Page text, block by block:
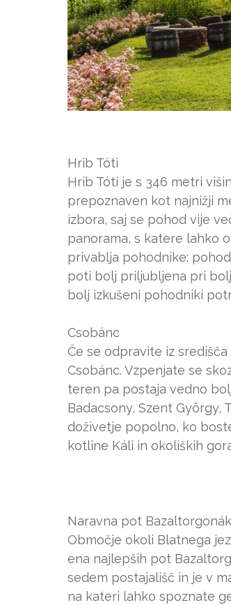
Hrib Tóti
Hrib Tóti je s 346 metri
prepoznaven kot najnižji
izbora, saj se pohod vije
panorama, s katere lahko
privablja pohodnike:
poti bolj priljubljena pri
bolj izkušeni pohodniki
Csobánc
Če se odpravite iz
Csobánc. Vzpenjate se
teren pa postaja vedno
Badacsony, Szent György,
doživetje popolno, ko
kotline Káli in okoliških
Naravna pot
Območje okoli Blatnega
ena najlepših pot
sedem postajališč in je v
na kateri lahko spoznate